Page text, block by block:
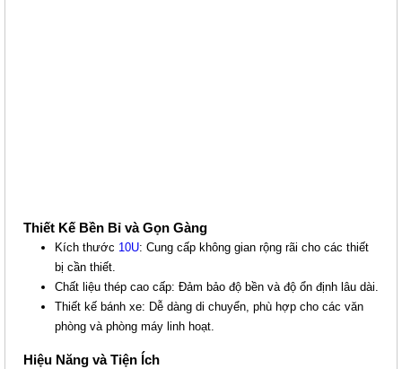
Thiết Kế Bền Bỉ và Gọn Gàng
Kích thước 10U: Cung cấp không gian rộng rãi cho các thiết
bị cần thiết.
Chất liệu thép cao cấp: Đảm bảo độ bền và độ ổn định lâu dài.
Thiết kế bánh xe: Dễ dàng di chuyển, phù hợp cho các văn
phòng và phòng máy linh hoạt.
Hiệu Năng và Tiện Ích